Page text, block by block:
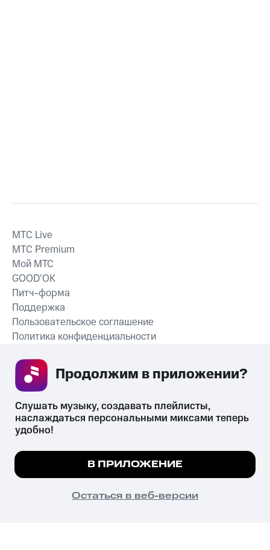
СКАЧАТЬ ПРИЛОЖЕНИЕ
MTС Live
MTС Premium
Мой МТС
GOOD’OK
Питч-форма
Поддержка
Пользовательское соглашение
Политика конфиденциальности
психотропных веществ, их аналогов причиняет вред здоровью,
их незаконный оборот запрещён и влечёт установленную
законодательством ответственность.
© 2026 ООО «КИОН».
Все права защищены
Мы используем куки, чтобы на сайте все
Подробнее
ПОНЯТНО
Слушать музыку, создавать плейлисты,
наслаждаться персональными миксами теперь
удобно!
В ПРИЛОЖЕНИЕ
Остаться в веб-версии